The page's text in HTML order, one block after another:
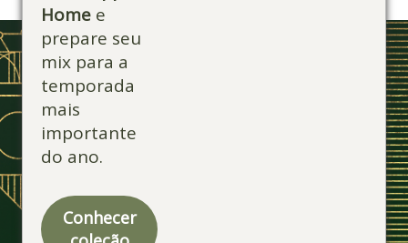
Home e
prepare seu
mix para a
temporada
mais
importante
do ano.
Conhecer